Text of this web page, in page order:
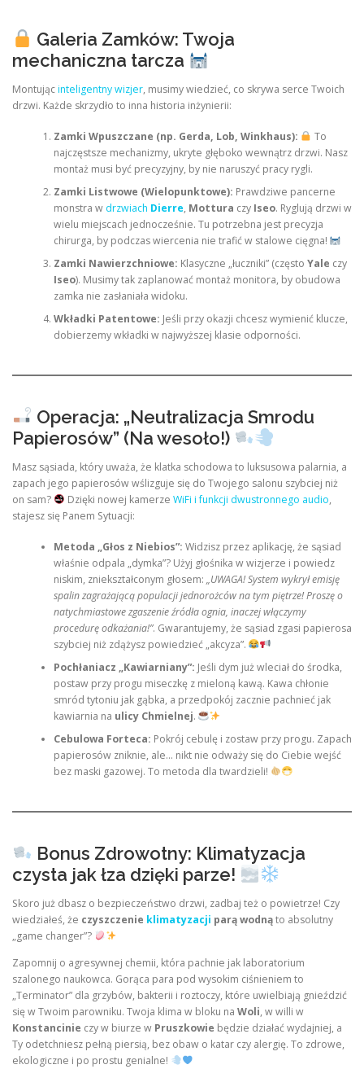
Galeria Zamków: Twoja
mechaniczna tarcza
Montującinteligentny wizjer, musimy wiedzieć, co skrywa serce Twoich
drzwi. Każde skrzydło to inna historia inżynierii:
Zamki Wpuszczane (np. Gerda, Lob, Winkhaus):
To
najczęstsze mechanizmy, ukryte głęboko wewnątrz drzwi. Nasz
montaż musi być precyzyjny, by nie naruszyć pracy rygli.
Zamki Listwowe (Wielopunktowe): Prawdziwe pancerne
monstra w drzwiach Dierre, Mottura czy Iseo. Ryglują drzwi w
wielu miejscach jednocześnie. Tu potrzebna jest precyzja
chirurga, by podczas wiercenia nie trafić w stalowe cięgna!
Zamki Nawierzchniowe: Klasyczne „łuczniki” (często Yale czy
Iseo). Musimy tak zaplanować montaż monitora, by obudowa
zamka nie zasłaniała widoku.
Wkładki Patentowe: Jeśli przy okazji chcesz wymienić klucze,
dobierzemy wkładki w najwyższej klasie odporności.
Operacja: „Neutralizacja Smrodu
Papierosów” (Na wesoło!)
Masz sąsiada, który uważa, że klatka schodowa to luksusowa palarnia, a
zapach jego papierosów wślizguje się do Twojego salonu szybciej niż
on sam?
Dzięki nowej kamerze WiFi i funkcji dwustronnego audio,
stajesz się Panem Sytuacji:
Metoda „Głos z Niebios”: Widzisz przez aplikację, że sąsiad
właśnie odpala „dymka”? Użyj głośnika w wizjerze i powiedz
niskim, zniekształconym głosem: „UWAGA! System wykrył emisję
spalin zagrażającą populacji jednorożców na tym piętrze! Proszę o
natychmiastowe zgaszenie źródła ognia, inaczej włączymy
procedurę odkażania!”. Gwarantujemy, że sąsiad zgasi papierosa
szybciej niż zdążysz powiedzieć „akcyza”.
Pochłaniacz „Kawiarniany”: Jeśli dym już wleciał do środka,
postaw przy progu miseczkę z mieloną kawą. Kawa chłonie
smród tytoniu jak gąbka, a przedpokój zacznie pachnieć jak
kawiarnia na ulicy Chmielnej.
Cebulowa Forteca: Pokrój cebulę i zostaw przy progu. Zapach
papierosów zniknie, ale… nikt nie odważy się do Ciebie wejść
bez maski gazowej. To metoda dla twardzieli!
Bonus Zdrowotny: Klimatyzacja
czysta jak łza dzięki parze!
Skoro już dbasz o bezpieczeństwo drzwi, zadbaj też o powietrze! Czy
wiedziałeś, że czyszczenie klimatyzacji parą wodnąto absolutny
„game changer”?
Zapomnij o agresywnej chemii, która pachnie jak laboratorium
szalonego naukowca. Gorąca para pod wysokim ciśnieniem to
„Terminator” dla grzybów, bakterii i roztoczy, które uwielbiają gnieździć
się w Twoim parowniku. Twoja klima w bloku na Woli, w willi w
Konstancinie czy w biurze w Pruszkowie będzie działać wydajniej, a
Ty odetchniesz pełną piersią, bez obaw o katar czy alergię. To zdrowe,
ekologiczne i po prostu genialne!